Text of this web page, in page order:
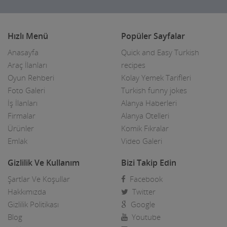
Boyacılar
Cam, Ayna Ürünleri
Çatı Kaplama firmaları
Çay Ocakları
Çelik Kapı Firmaları
Çevre ve Su Arıtma
Çiçekçi - Peyzaj
Çiğ Köfte Firmaları
Dekorasyon Firmaları
Demir ve Ferforje Ürünleri
Hızlı Menü
Anasayfa
Araç İlanları
Oyun Rehberi
Foto Galeri
İş İlanları
Firmalar
Ürünler
Emlak
Popüler Sayfalar
Quick and Easy Turkish
recipes
Kolay Yemek Tarifleri
Turkish funny jokes
Alanya Haberleri
Alanya Otelleri
Komik Fıkralar
Video Galeri
Gizlilik Ve Kullanım
Şartlar Ve Koşullar
Hakkımızda
Gizlilik Politikası
Blog
Bizi Takip Edin
Facebook
Twitter
Google
Youtube